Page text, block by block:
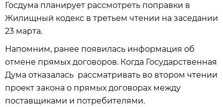
Госдума планирует рассмотреть поправки в
Жилищный кодекс в третьем чтении на заседании
23 марта.
Напомним, ранее появилась информация об
отмене прямых договоров. Когда Государственная
Дума отказалась рассматривать во втором чтении
проект закона о прямых договорах между
поставщиками и потребителями.